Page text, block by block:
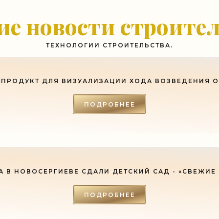
-- Люблю давать советы и очень не люблю, когда их дают мне.
новости
ТЕХНОЛОГИИ СТРОИТЕЛЬСТВА.
ДЛЯ ВИЗУАЛИЗАЦИИ ХОДА ВОЗВЕДЕНИЯ
ПОДРОБНЕЕ
В НОВОСЕРГИЕВЕ СДАЛИ ДЕТСКИЙ САД - «СВЕЖИЕ
ПОДРОБНЕЕ